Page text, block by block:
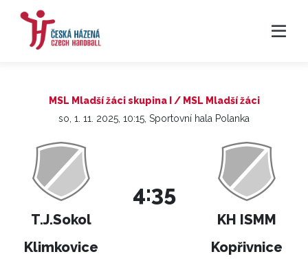
MSL Mladší žáci skupina I / MSL Mladší žáci
so, 1. 11. 2025, 10:15, Sportovní hala Polanka
T.J.Sokol
Klimkovice
4:35
KH ISMM
Kopřivnice